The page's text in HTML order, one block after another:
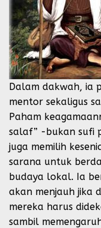
Dalam dakwah, ia
mentor sekaligus
Paham
salaf” -bukan sufi
juga memilih
sarana untuk
budaya lokal. Ia
akan menjauh jika
mereka harus
sambil